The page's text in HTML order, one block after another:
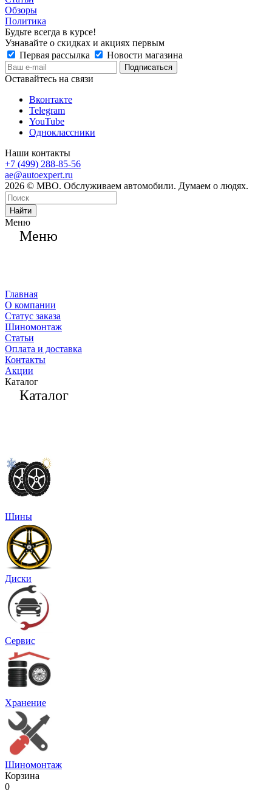
Обзоры
Политика
Будьте всегда в курсе!
Узнавайте о скидках и акциях первым
Первая рассылка
Новости магазина
Оставайтесь на связи
Вконтакте
Telegram
YouTube
Одноклассники
Наши контакты
+7 (499) 288-85-56
ae@autoexpert.ru
2026 © МВО. Обслуживаем автомобили. Думаем о людях.
Найти
Меню
Меню
Главная
О компании
Статус заказа
Шиномонтаж
Статьи
Оплата и доставка
Контакты
Акции
Каталог
Каталог
Шины
Диски
Сервис
Хранение
Шиномонтаж
Корзина
0